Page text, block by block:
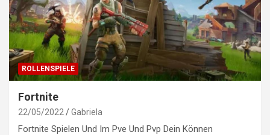
ROLLENSPIELE
Fortnite
22/05/2022 Gabriela
Fortnite Spielen Und Im Pve Und Pvp Dein Können